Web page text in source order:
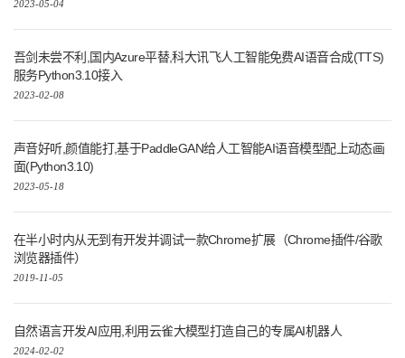
2023-05-04
吾剑未尝不利,国内Azure平替,科大讯飞人工智能免费AI语音合成(TTS)
服务Python3.10接入
2023-02-08
声音好听,颜值能打,基于PaddleGAN给人工智能AI语音模型配上动态画
面(Python3.10)
2023-05-18
在半小时内从无到有开发并调试一款Chrome扩展（Chrome插件/谷歌
浏览器插件）
2019-11-05
自然语言开发AI应用,利用云雀大模型打造自己的专属AI机器人
2024-02-02